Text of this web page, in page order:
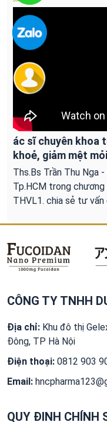
ác sĩ chuyên khoa
khoẻ, giảm mệt
Ths.Bs Trần Thu Nga
Tp.HCM trong
THVL1. chia sẻ tư
CÔNG TY TNHH
Địa chỉ: Khu đô thị
Đông, TP Hà Nội
Điện thoại: 0812 903
Email:
QUY ĐỊNH CHÍNH